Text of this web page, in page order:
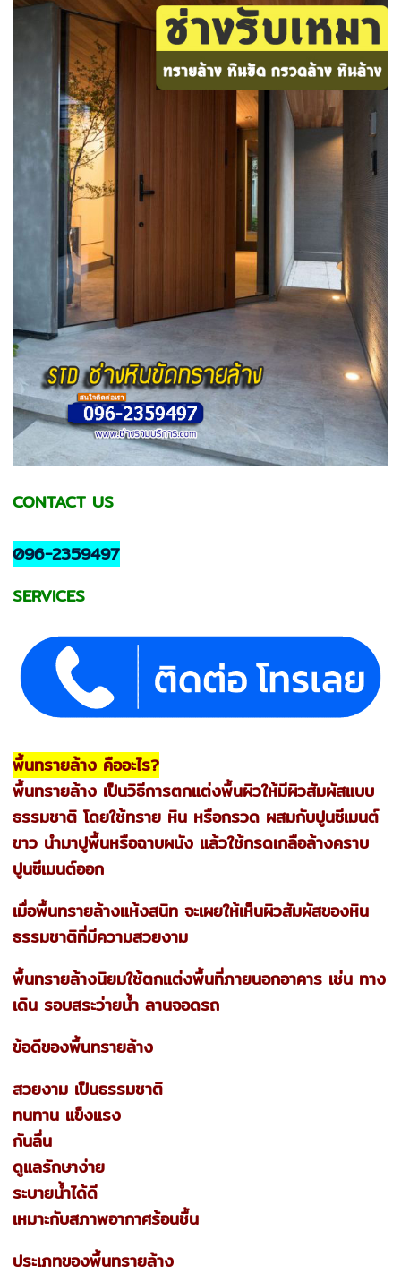
CONTACT US
096-2359497
SERVICES
พื้นทรายล้าง คืออะไร?
พื้นทรายล้าง เป็นวิธีการตกแต่งพื้นผิวให้มีผิวสัมผัสแบบ
ธรรมชาติ โดยใช้ทราย หิน หรือกรวด ผสมกับปูนซีเมนต์
ขาว นำมาปูพื้นหรือฉาบผนัง แล้วใช้กรดเกลือล้างคราบ
ปูนซีเมนต์ออก
เมื่อพื้นทรายล้างแห้งสนิท จะเผยให้เห็นผิวสัมผัสของหิน
ธรรมชาติที่มีความสวยงาม
พื้นทรายล้างนิยมใช้ตกแต่งพื้นที่ภายนอกอาคาร เช่น ทาง
เดิน รอบสระว่ายน้ำ ลานจอดรถ
ข้อดีของพื้นทรายล้าง
สวยงาม เป็นธรรมชาติ
ทนทาน แข็งแรง
กันลื่น
ดูแลรักษาง่าย
ระบายน้ำได้ดี
เหมาะกับสภาพอากาศร้อนชื้น
ประเภทของพื้นทรายล้าง